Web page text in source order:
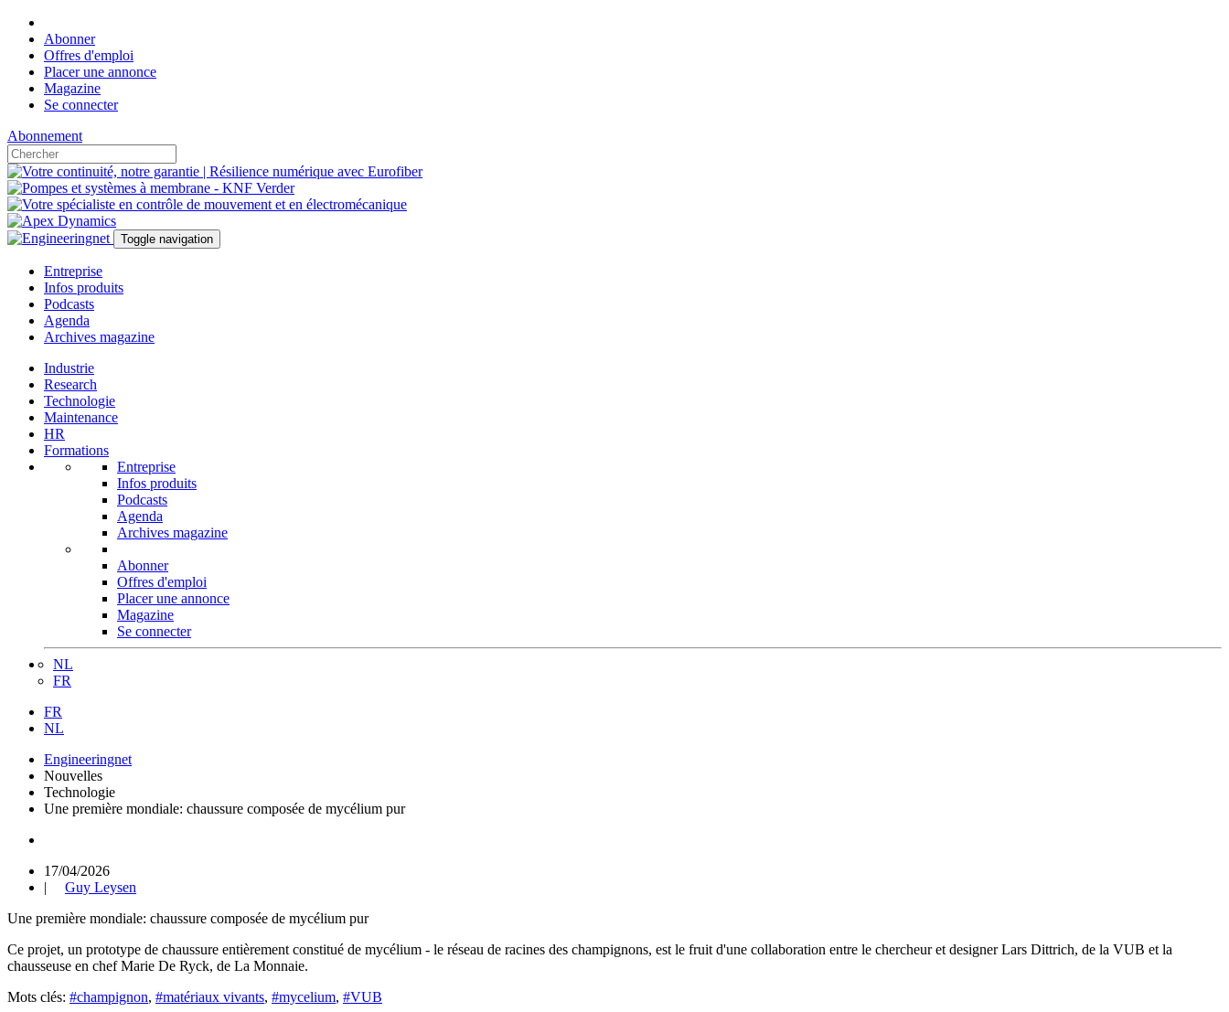
Abonner
Offres d'emploi
Placer une annonce
Magazine
Se connecter
Abonnement
Toggle navigation
Entreprise
Infos produits
Podcasts
Agenda
Archives magazine
Industrie
Research
Technologie
Maintenance
HR
Formations
Entreprise
Infos produits
Podcasts
Agenda
Archives magazine
Abonner
Offres d'emploi
Placer une annonce
Magazine
Se connecter
NL
FR
FR
NL
Engineeringnet
Nouvelles
Technologie
Une première mondiale: chaussure composée de mycélium pur
17/04/2026
| Guy Leysen
Une première mondiale: chaussure composée de mycélium pur
Ce projet, un prototype de chaussure entièrement constitué de mycélium - le réseau de racines des champignons, est le fruit d'une collaboration entre le chercheur et designer Lars Dittrich, de la VUB et la
chausseuse en chef Marie De Ryck, de La Monnaie.
Mots clés: #champignon, #matériaux vivants, #mycelium, #VUB